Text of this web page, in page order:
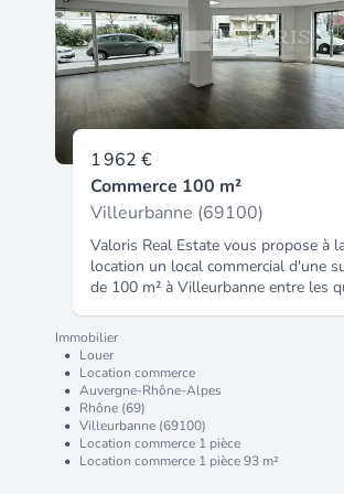
s'adapter parfaitement à vos
activités strictement commerciales
pas autorisées.
1 962 €
Commerce 100 m²
Villeurbanne (69100)
Valoris Real Estate vous propose à
location un local commercial d'une
de 100 m² à Villeurbanne entre les
rue, à proximité immédiate du métro
bénéficie d'un emplacement
d'une belle visibilité. Situé dans un
environnement dynamique et
est idéalement desservi par les
commun avec métro et bus
quelques mètres. Contactez nous dès
Immobilier
• Louer
• Location commerce
• Auvergne-Rhône-Alpes
• Rhône (69)
• Villeurbanne (69100)
• Location commerce 1 pièce
• Location commerce 1 pièce 93 m²